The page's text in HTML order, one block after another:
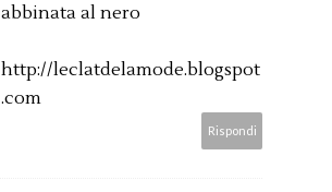
abbinata al nero
http://leclatdelamode.blogspot
.com
Rispondi